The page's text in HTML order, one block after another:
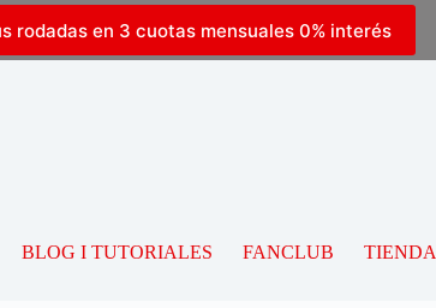
rodadas en 3 cuotas mensuales 0% interés
BLOG I TUTORIALES FANCLUB TIENDA